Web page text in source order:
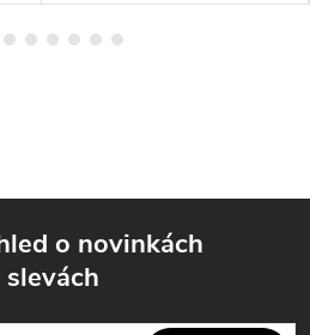
o novinkách
slevách